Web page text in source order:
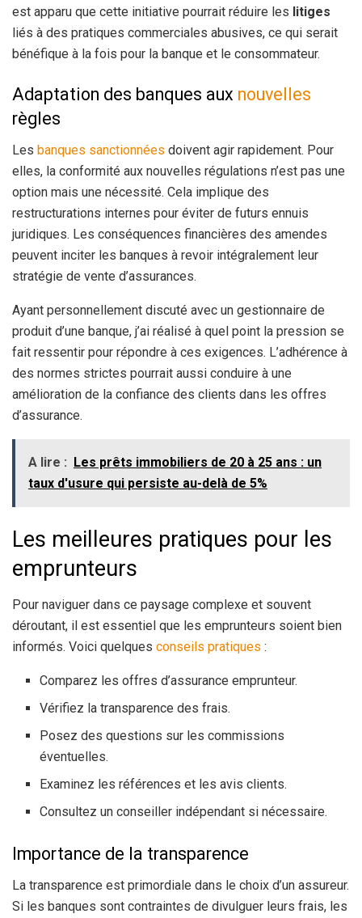
est apparu que cette initiative pourrait réduire les litiges
liés à des pratiques commerciales abusives, ce qui serait
bénéfique à la fois pour la banque et le consommateur.
Adaptation des banques aux nouvelles
règles
Les banques sanctionnées doivent agir rapidement. Pour
elles, la conformité aux nouvelles régulations n’est pas une
option mais une nécessité. Cela implique des
restructurations internes pour éviter de futurs ennuis
juridiques. Les conséquences financières des amendes
peuvent inciter les banques à revoir intégralement leur
stratégie de vente d’assurances.
Ayant personnellement discuté avec un gestionnaire de
produit d’une banque, j’ai réalisé à quel point la pression se
fait ressentir pour répondre à ces exigences. L’adhérence à
des normes strictes pourrait aussi conduire à une
amélioration de la confiance des clients dans les offres
d’assurance.
A lire : Les prêts immobiliers de 20 à 25 ans : un
taux d'usure qui persiste au-delà de 5%
Les meilleures pratiques pour les
emprunteurs
Pour naviguer dans ce paysage complexe et souvent
déroutant, il est essentiel que les emprunteurs soient bien
informés. Voici quelques conseils pratiques :
Comparez les offres d’assurance emprunteur.
Vérifiez la transparence des frais.
Posez des questions sur les commissions
éventuelles.
Examinez les références et les avis clients.
Consultez un conseiller indépendant si nécessaire.
Importance de la transparence
La transparence est primordiale dans le choix d’un assureur.
Si les banques sont contraintes de divulguer leurs frais, les